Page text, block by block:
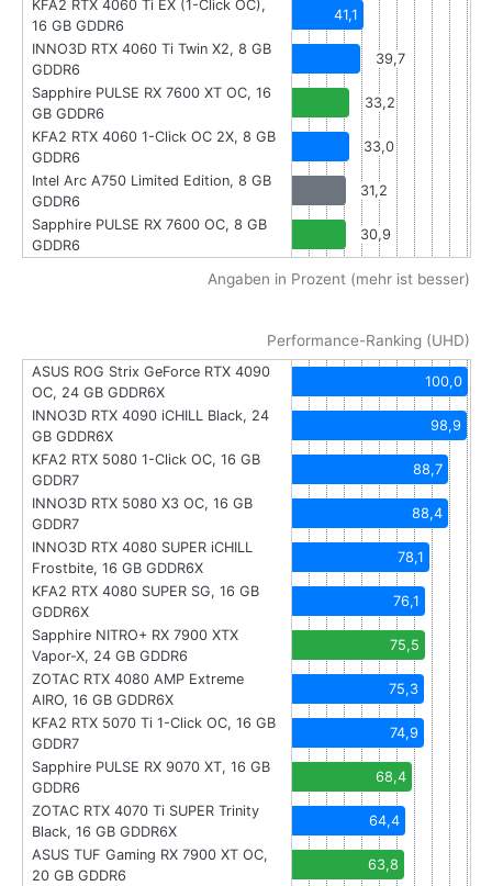
KFA2 RTX 4060 Ti EX (1-Click OC),
16 GB GDDR6
41,1
INNO3D RTX 4060 Ti Twin X2, 8 GB
GDDR6
39,7
Sapphire PULSE RX 7600 XT OC, 16
GB GDDR6
33,2
KFA2 RTX 4060 1-Click OC 2X, 8 GB
GDDR6
33,0
Intel Arc A750 Limited Edition, 8 GB
GDDR6
31,2
Sapphire PULSE RX 7600 OC, 8 GB
GDDR6
30,9
Angaben in Prozent (mehr ist besser)
Performance-Ranking (UHD)
ASUS ROG Strix GeForce RTX 4090
OC, 24 GB GDDR6X
100,0
INNO3D RTX 4090 iCHILL Black, 24
GB GDDR6X
98,9
KFA2 RTX 5080 1-Click OC, 16 GB
GDDR7
88,7
INNO3D RTX 5080 X3 OC, 16 GB
GDDR7
88,4
INNO3D RTX 4080 SUPER iCHILL
Frostbite, 16 GB GDDR6X
78,1
KFA2 RTX 4080 SUPER SG, 16 GB
GDDR6X
76,1
Sapphire NITRO+ RX 7900 XTX
Vapor-X, 24 GB GDDR6
75,5
ZOTAC RTX 4080 AMP Extreme
AIRO, 16 GB GDDR6X
75,3
KFA2 RTX 5070 Ti 1-Click OC, 16 GB
GDDR7
74,9
Sapphire PULSE RX 9070 XT, 16 GB
GDDR6
68,4
ZOTAC RTX 4070 Ti SUPER Trinity
Black, 16 GB GDDR6X
64,4
ASUS TUF Gaming RX 7900 XT OC,
20 GB GDDR6
63,8